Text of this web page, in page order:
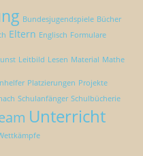
Bundesjugendspiele Bücher
Eltern Englisch Formulare
Leitbild Lesen Material Mathe
Platzierungen Projekte
Schulanfänger Schulbücherie
Unterricht